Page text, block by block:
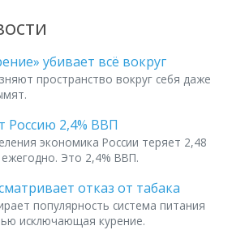
убивает всё вокруг
пространство вокруг себя даже
Россию 2,4% ВВП
экономика России теряет 2,48
Это 2,4% ВВП.
отказ от табака
популярность система питания
исключающая курение.